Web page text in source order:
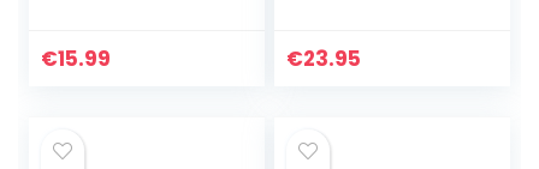
natuurlijk & turf vrij
€15.99
substrate cactus
€23.95